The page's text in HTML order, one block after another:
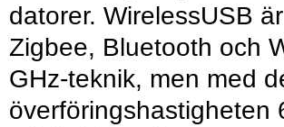
datorer. WirelessUSB
Zigbee, Bluetooth och
GHz-teknik, men med
överföringshastigheten